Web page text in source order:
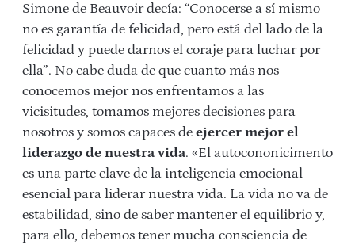
Simone de Beauvoir decía: “Conocerse a sí mismo
no es garantía de felicidad, pero está del lado de la
felicidad y puede darnos el coraje para luchar por
ella”. No cabe duda de que cuanto más nos
conocemos mejor nos enfrentamos a las
vicisitudes, tomamos mejores decisiones para
nosotros y somos capaces de ejercer mejor el
liderazgo de nuestra vida. «El autocononicimento
es una parte clave de la inteligencia emocional
esencial para liderar nuestra vida. La vida no va de
estabilidad, sino de saber mantener el equilibrio y,
para ello, debemos tener mucha consciencia de